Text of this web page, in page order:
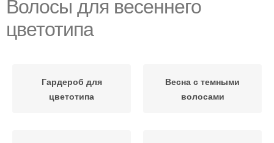
Волосы для весеннего
цветотипа
Гардероб для
цветотипа
Весна с темными
волосами